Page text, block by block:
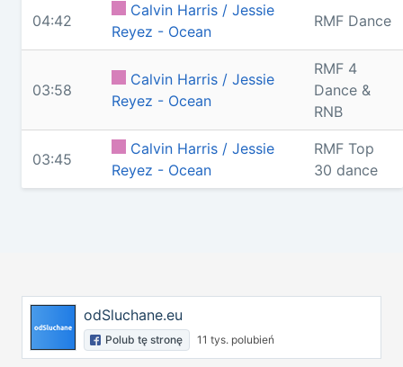
04:42
Calvin Harris / Jessie
Reyez - Ocean
RMF Dance
03:58
Calvin Harris / Jessie
Reyez - Ocean
RMF 4
Dance &
RNB
03:45
Calvin Harris / Jessie
Reyez - Ocean
RMF Top
30 dance
odSluchane.eu
Polub tę stronę 11 tys. polubień